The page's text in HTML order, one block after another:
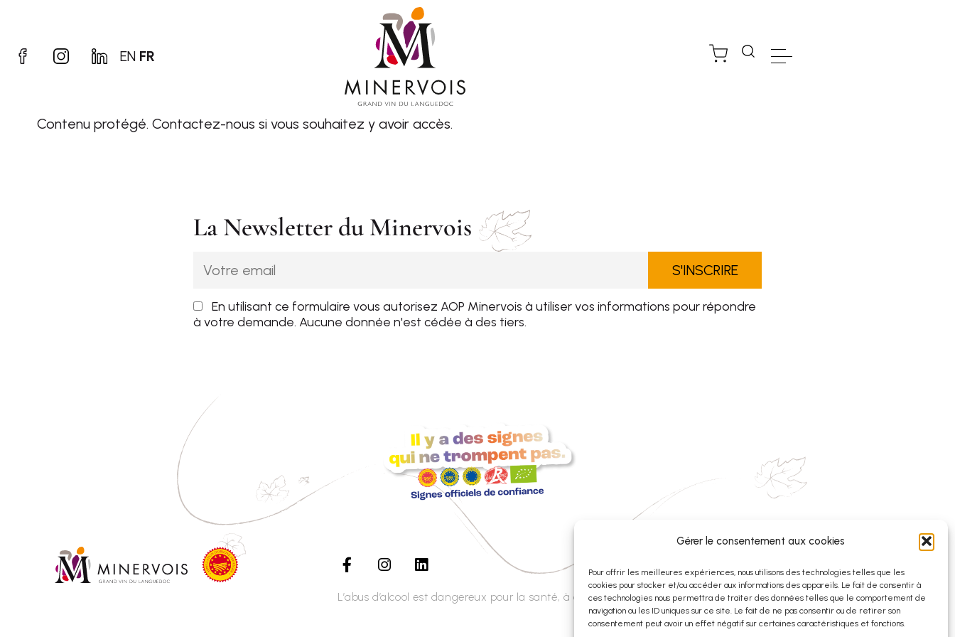
Gérer le consentement aux cookies
Pour offrir les meilleures expériences, nous utilisons des technologies telles que les
cookies pour stocker et/ou accéder aux informations des appareils. Le fait de consentir à
ces technologies nous permettra de traiter des données telles que le comportement de
navigation ou les ID uniques sur ce site. Le fait de ne pas consentir ou de retirer son
consentement peut avoir un effet négatif sur certaines caractéristiques et fonctions.
EN FR
Contenu protégé. Contactez-nous si vous souhaitez y avoir accès.
La Newsletter du Minervois
En utilisant ce formulaire vous autorisez AOP Minervois à utiliser vos informations pour répondre
à votre demande. Aucune donnée n'est cédée à des tiers.
L’abus d’alcool est dangereux pour la santé, à consommer avec modération | visitez le sitewww.vinetsociete.fr